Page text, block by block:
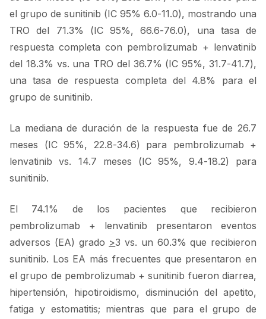
el grupo de sunitinib (IC 95% 6.0-11.0), mostrando una
TRO del 71.3% (IC 95%, 66.6-76.0), una tasa de
respuesta completa con pembrolizumab + lenvatinib
del 18.3% vs. una TRO del 36.7% (IC 95%, 31.7-41.7),
una tasa de respuesta completa del 4.8% para el
grupo de sunitinib.
La mediana de duración de la respuesta fue de 26.7
meses (IC 95%, 22.8-34.6) para pembrolizumab +
lenvatinib vs. 14.7 meses (IC 95%, 9.4-18.2) para
sunitinib.
El 74.1% de los pacientes que recibieron
pembrolizumab + lenvatinib presentaron eventos
adversos (EA) grado >3 vs. un 60.3% que recibieron
sunitinib. Los EA más frecuentes que presentaron en
el grupo de pembrolizumab + sunitinib fueron diarrea,
hipertensión, hipotiroidismo, disminución del apetito,
fatiga y estomatitis; mientras que para el grupo de